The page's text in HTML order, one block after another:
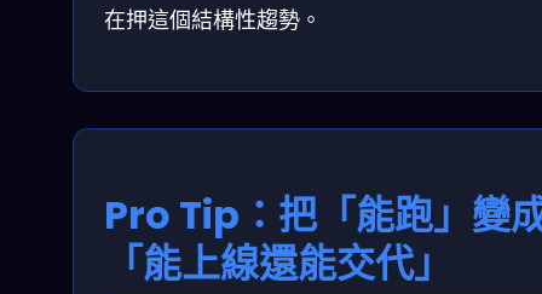
在押這個結構性趨勢。
Pro Tip：把「能跑」變
「能上線還能交代」